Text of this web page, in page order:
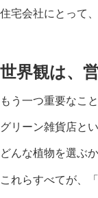
住宅会社にとって
世界観は、
もう一つ重要なこと
グリーン雑貨店と
どんな植物を選ぶ
これらすべてが、